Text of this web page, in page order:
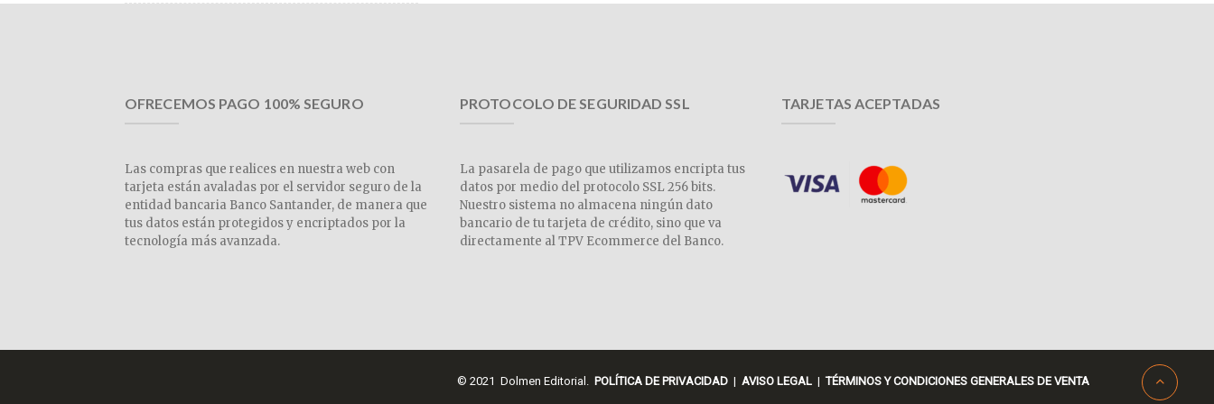
OFRECEMOS PAGO 100% SEGURO
Las compras que realices en nuestra web con
tarjeta están avaladas por el servidor seguro de la
entidad bancaria Banco Santander, de manera que
tus datos están protegidos y encriptados por la
tecnología más avanzada.
PROTOCOLO DE SEGURIDAD SSL
La pasarela de pago que utilizamos encripta tus
datos por medio del protocolo SSL 256 bits.
Nuestro sistema no almacena ningún dato
bancario de tu tarjeta de crédito, sino que va
directamente al TPV Ecommerce del Banco.
TARJETAS ACEPTADAS
© 2021 Dolmen Editorial. POLÍTICA DE PRIVACIDAD | AVISO LEGAL |TÉRMINOS Y CONDICIONES GENERALES DE VENTA